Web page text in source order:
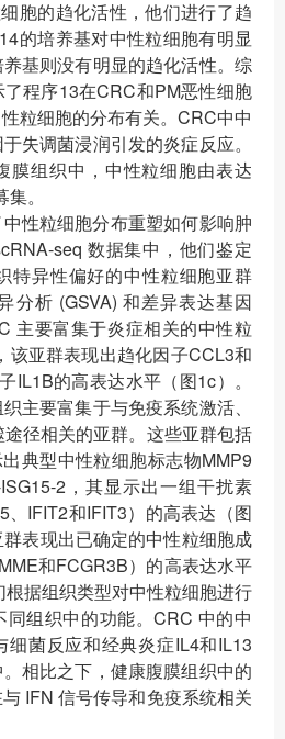
胞的趋化活性，他们进行了趋
的培养基对中性粒细胞有明显
基则没有明显的趋化活性。综
程序13在CRC和PM恶性细胞
粒细胞的分布有关。CRC中中
失调菌浸润引发的炎症反应。
膜组织中，中性粒细胞由表达
。
性粒细胞分布重塑如何影响肿
seq 数据集中，他们鉴定
特异性偏好的中性粒细胞亚群
分析 (GSVA) 和差异表达基因
主要富集于炎症相关的中性粒
该亚群表现出趋化因子CCL3和
IL1B的高表达水平（图1c）。
主要富集于与免疫系统激活、
径相关的亚群。这些亚群包括
典型中性粒细胞标志物MMP9
2，其显示出一组干扰素
、IFIT2和IFIT3）的高表达（图
表现出已确定的中性粒细胞成
和FCGR3B）的高表达水平
据组织类型对中性粒细胞进行
组织中的功能。CRC 中的中
细菌反应和经典炎症IL4和IL13
相比之下，健康腹膜组织中的
IFN 信号传导和免疫系统相关